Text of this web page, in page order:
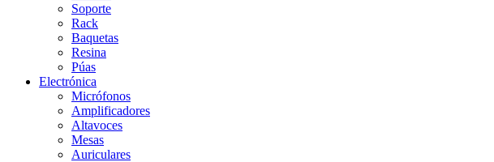
Soporte
Rack
Baquetas
Resina
Púas
Electrónica
Micrófonos
Amplificadores
Altavoces
Mesas
Auriculares